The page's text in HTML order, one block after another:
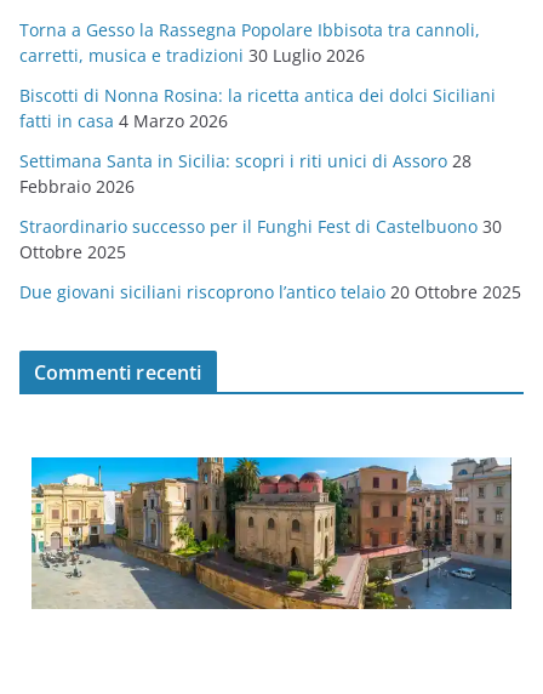
o
r
i
e
Torna a Gesso la Rassegna Popolare Ibbisota tra cannoli,
carretti, musica e tradizioni 30 Luglio 2026
Biscotti di Nonna Rosina: la ricetta antica dei dolci Siciliani
fatti in casa 4 Marzo 2026
Settimana Santa in Sicilia: scopri i riti unici di Assoro 28
Febbraio 2026
Straordinario successo per il Funghi Fest di Castelbuono 30
Ottobre 2025
Due giovani siciliani riscoprono l’antico telaio 20 Ottobre 2025
Commenti recenti